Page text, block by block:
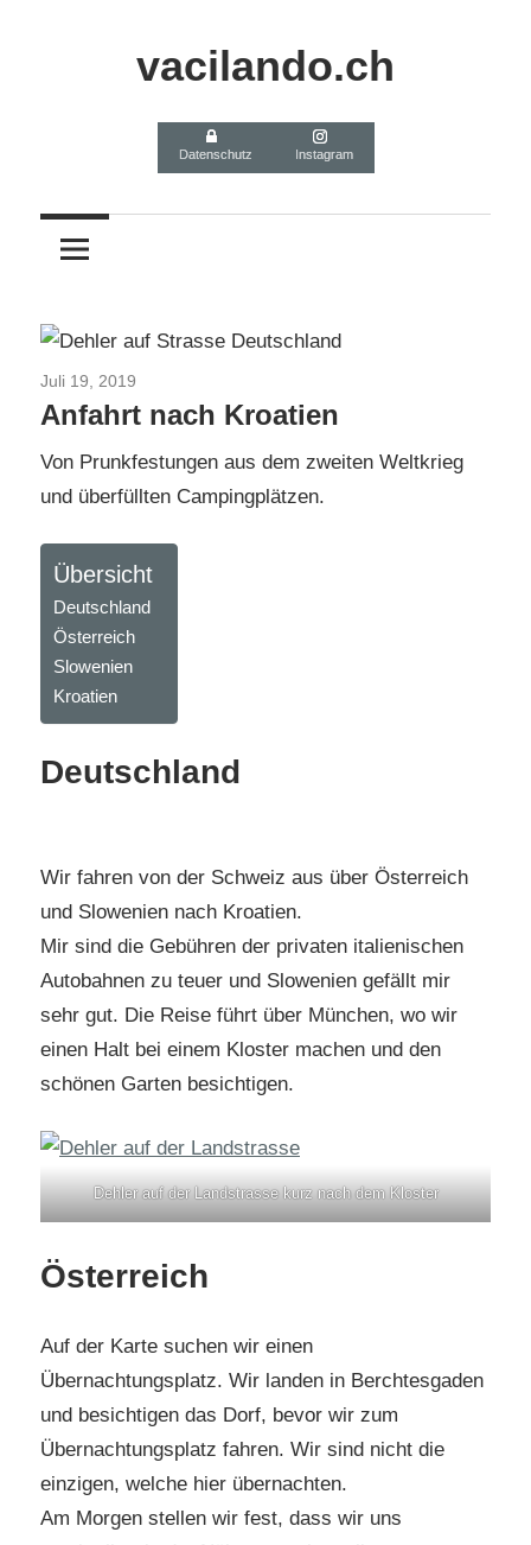
vacilando.ch
Datenschutz Instagram
Juli 19, 2019
Anfahrt nach Kroatien
Von Prunkfestungen aus dem zweiten Weltkrieg
und überfüllten Campingplätzen.
Übersicht
Deutschland
Österreich
Slowenien
Kroatien
Deutschland
Wir fahren von der Schweiz aus über Österreich
und Slowenien nach Kroatien.
Mir sind die Gebühren der privaten italienischen
Autobahnen zu teuer und Slowenien gefällt mir
sehr gut. Die Reise führt über München, wo wir
einen Halt bei einem Kloster machen und den
schönen Garten besichtigen.
Dehler auf der Landstrasse kurz nach dem Kloster
Österreich
Auf der Karte suchen wir einen
Übernachtungsplatz. Wir landen in Berchtesgaden
und besichtigen das Dorf, bevor wir zum
Übernachtungsplatz fahren. Wir sind nicht die
einzigen, welche hier übernachten.
Am Morgen stellen wir fest, dass wir uns